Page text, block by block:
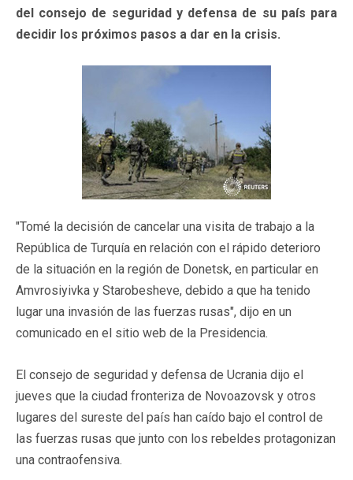
del consejo de seguridad y defensa de su país para
decidir los próximos pasos a dar en la crisis.
"Tomé la decisión de cancelar una visita de trabajo a la
República de Turquía en relación con el rápido deterioro
de la situación en la región de Donetsk, en particular en
Amvrosiyivka y Starobesheve, debido a que ha tenido
lugar una invasión de las fuerzas rusas", dijo en un
comunicado en el sitio web de la Presidencia.
El consejo de seguridad y defensa de Ucrania dijo el
jueves que la ciudad fronteriza de Novoazovsk y otros
lugares del sureste del país han caído bajo el control de
las fuerzas rusas que junto con los rebeldes protagonizan
una contraofensiva.